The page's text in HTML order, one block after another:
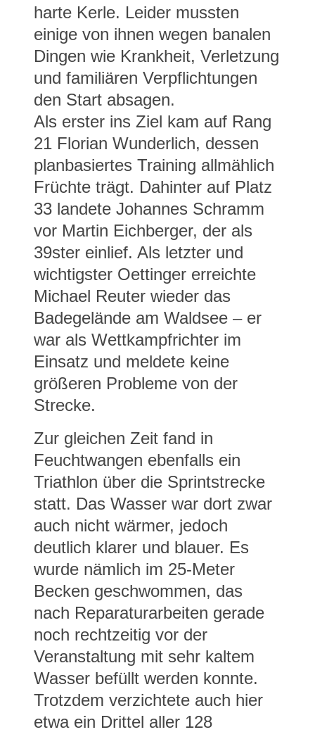
harte Kerle. Leider mussten
einige von ihnen wegen banalen
Dingen wie Krankheit, Verletzung
und familiären Verpflichtungen
den Start absagen.
Als erster ins Ziel kam auf Rang
21 Florian Wunderlich, dessen
planbasiertes Training allmählich
Früchte trägt. Dahinter auf Platz
33 landete Johannes Schramm
vor Martin Eichberger, der als
39ster einlief. Als letzter und
wichtigster Oettinger erreichte
Michael Reuter wieder das
Badegelände am Waldsee – er
war als Wettkampfrichter im
Einsatz und meldete keine
größeren Probleme von der
Strecke.
Zur gleichen Zeit fand in
Feuchtwangen ebenfalls ein
Triathlon über die Sprintstrecke
statt. Das Wasser war dort zwar
auch nicht wärmer, jedoch
deutlich klarer und blauer. Es
wurde nämlich im 25-Meter
Becken geschwommen, das
nach Reparaturarbeiten gerade
noch rechtzeitig vor der
Veranstaltung mit sehr kaltem
Wasser befüllt werden konnte.
Trotzdem verzichtete auch hier
etwa ein Drittel aller 128